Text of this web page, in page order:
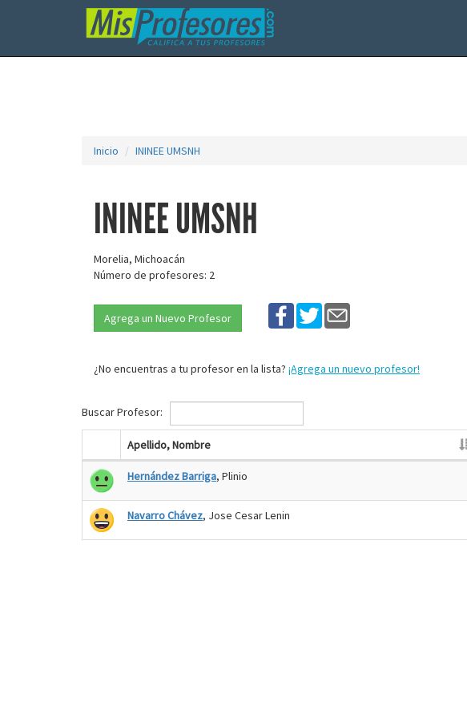
Inicio ININEE UMSNH
ININEE UMSNH
Morelia, Michoacán
Número de profesores: 2
Agrega un Nuevo Profesor
¿No encuentras a tu profesor en la lista? ¡Agrega un nuevo profesor!
Buscar Profesor:
Apellido, Nombre
Hernández Barriga, Plinio
Navarro Chávez, Jose Cesar Lenin